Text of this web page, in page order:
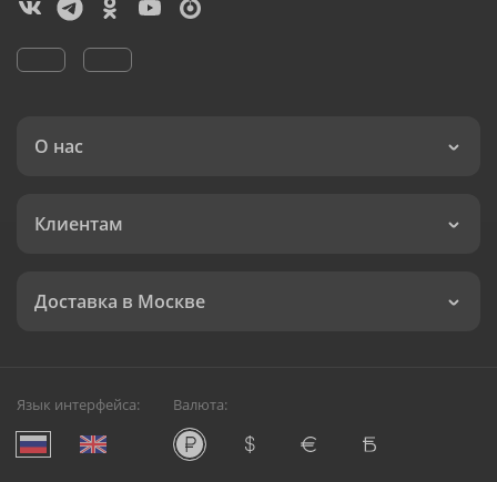
О нас
Клиентам
Доставка в Москве
Язык интерфейса: Валюта: